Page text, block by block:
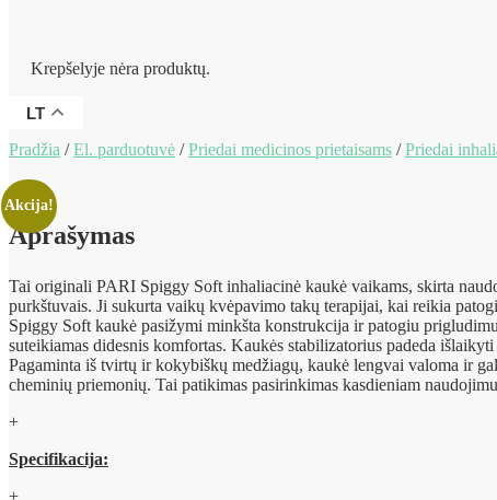
Krepšelyje nėra produktų.
LT
Pradžia /El. parduotuvė /Priedai medicinos prietaisams /Priedai
Akcija!
Aprašymas
Tai originali PARI Spiggy Soft inhaliacinė kaukė vaikams, skirta
purkštuvais. Ji sukurta vaikų kvėpavimo takų terapijai, kai reikia
Spiggy Soft kaukė pasižymi minkšta konstrukcija ir patogiu
suteikiamas didesnis komfortas. Kaukės stabilizatorius padeda
Pagaminta iš tvirtų ir kokybiškų medžiagų, kaukė lengvai valoma ir
cheminių priemonių. Tai patikimas pasirinkimas kasdieniam
Specifikacija: